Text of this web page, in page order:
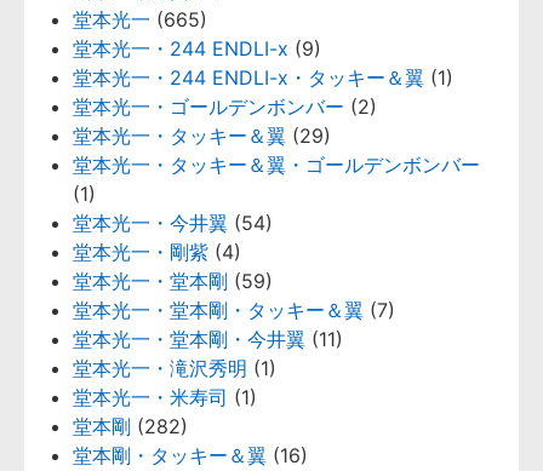
堂本光一 (665)
堂本光一・244 ENDLI-x (9)
堂本光一・244 ENDLI-x・タッキー＆翼 (1)
堂本光一・ゴールデンボンバー (2)
堂本光一・タッキー＆翼 (29)
堂本光一・タッキー＆翼・ゴールデンボンバー
(1)
堂本光一・今井翼 (54)
堂本光一・剛紫 (4)
堂本光一・堂本剛 (59)
堂本光一・堂本剛・タッキー＆翼 (7)
堂本光一・堂本剛・今井翼 (11)
堂本光一・滝沢秀明 (1)
堂本光一・米寿司 (1)
堂本剛 (282)
堂本剛・タッキー＆翼 (16)